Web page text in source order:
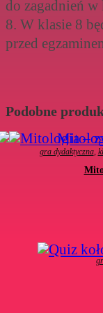
do zagadnień
8. W klasie 8
przed
Podobne
gra dydaktyczna,